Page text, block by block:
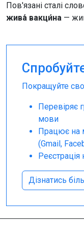
Пов'язані сталі
жива́ вакци́на —
Покращуйте
Перевіряє
мови
Працює на
(Gmail,
Реєстрація
Дізнатись